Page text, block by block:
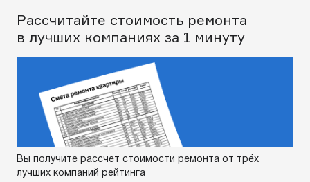
Рассчитайте стоимость ремонта
в лучших компаниях за 1 минуту
Вы получите рассчет стоимости ремонта от трёх
лучших компаний рейтинга